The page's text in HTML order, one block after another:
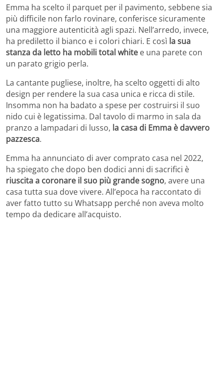
Emma ha scelto il parquet per il pavimento, sebbene sia
più difficile non farlo rovinare, conferisce sicuramente
una maggiore autenticità agli spazi. Nell’arredo, invece,
ha prediletto il bianco e i colori chiari. E così la sua
stanza da letto ha mobili total white e una parete con
un parato grigio perla.
La cantante pugliese, inoltre, ha scelto oggetti di alto
design per rendere la sua casa unica e ricca di stile.
Insomma non ha badato a spese per costruirsi il suo
nido cui è legatissima. Dal tavolo di marmo in sala da
pranzo a lampadari di lusso, la casa di Emma è davvero
pazzesca.
Emma ha annunciato di aver comprato casa nel 2022,
ha spiegato che dopo ben dodici anni di sacrifici è
riuscita a coronare il suo più grande sogno, avere una
casa tutta sua dove vivere. All’epoca ha raccontato di
aver fatto tutto su Whatsapp perché non aveva molto
tempo da dedicare all’acquisto.